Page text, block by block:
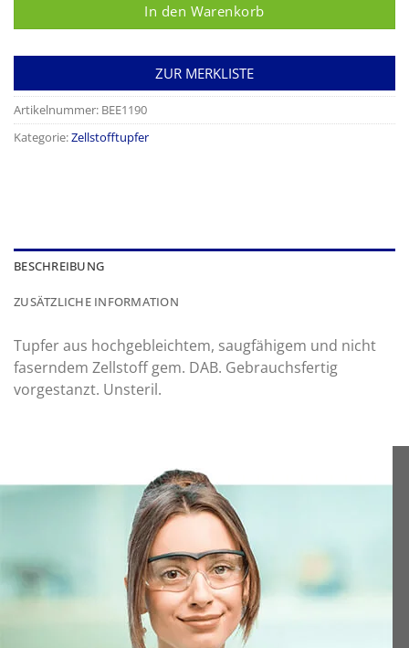
In den Warenkorb
ZUR MERKLISTE
Artikelnummer: BEE1190
Kategorie:Zellstofftupfer
BESCHREIBUNG
ZUSÄTZLICHE INFORMATION
Tupfer aus hochgebleichtem, saugfähigem und nicht
faserndem Zellstoff gem. DAB. Gebrauchsfertig
vorgestanzt. Unsteril.